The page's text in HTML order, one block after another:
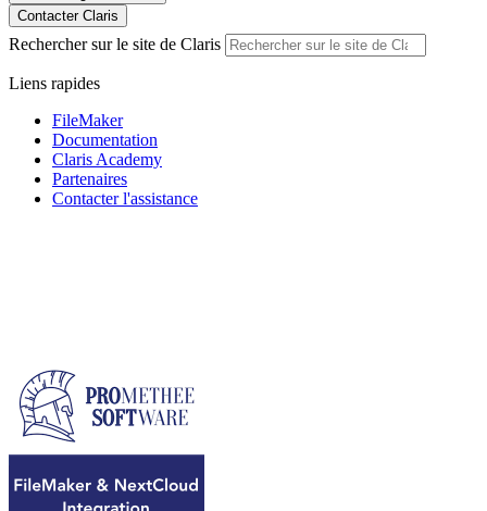
Contacter Claris
Rechercher sur le site de Claris
Liens rapides
FileMaker
Documentation
Claris Academy
Partenaires
Contacter l'assistance